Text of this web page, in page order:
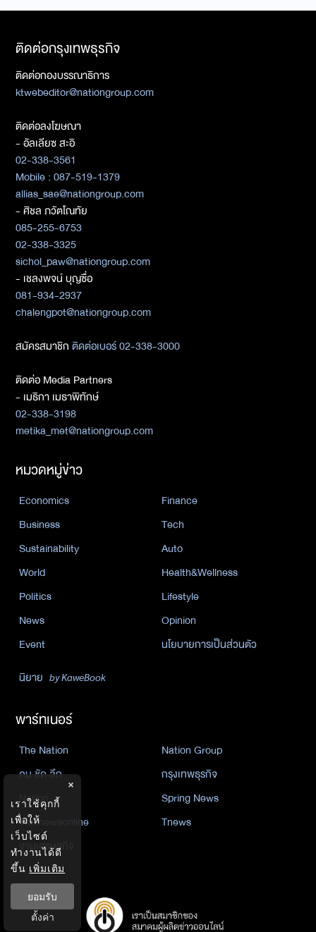
ติดต่อกรุงเทพธุรกิจ
ติดต่อกองบรรณาธิการ
ktwebeditor@nationgroup.com
ติดต่อลงโฆษณา
- อัลเลียซ สะอิ
02-338-3561
Mobile : 087-519-1379
allias_sae@nationgroup.com
- ศิชล ภวัตโณทัย
085-255-6753
02-338-3325
sichol_paw@nationgroup.com
- เชลงพจน์ บุญซื่อ
081-934-2937
chalengpot@nationgroup.com
สมัครสมาชิกติดต่อเบอร์ 02-338-3000
ติดต่อ Media Partners
- เมธิกา เมธาพิทักษ์
02-338-3198
metika_met@nationgroup.com
หมวดหมู่ข่าว
Economics
Finance
Business
Tech
Sustainability
Auto
World
Health&Wellness
Politics
Lifestyle
News
Opinion
Event
นโยบายการเป็นส่วนตัว
นิยาย by KaweBook
พาร์ทเนอร์
The Nation
Nation Group
คม ชัด ลึก
กรุงเทพธุรกิจ
Nation
Spring News
Thainewsonline
Tnews
ฐานเศรษฐกิจ
×
เราใช้คุกกี้
เพื่อให้
เว็บไซต์
ทำงานได้ดี
ขึ้น เพิ่มเติม
ยอมรับ
ตั้งค่า